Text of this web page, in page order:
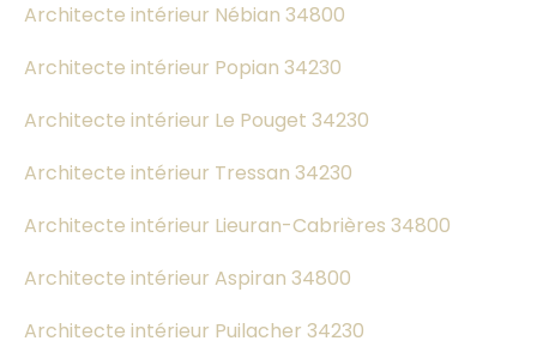
Architecte intérieur Nébian 34800
Architecte intérieur Popian 34230
Architecte intérieur Le Pouget 34230
Architecte intérieur Tressan 34230
Architecte intérieur Lieuran-Cabrières 34800
Architecte intérieur Aspiran 34800
Architecte intérieur Puilacher 34230